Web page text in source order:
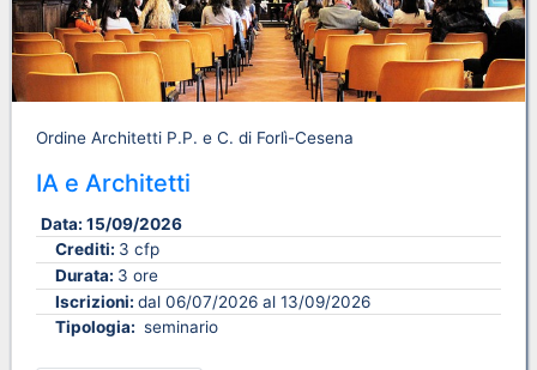
Ordine Architetti P.P. e C. di Forlì-Cesena
IA e Architetti
Data: 15/09/2026
Crediti: 3 cfp
Durata: 3 ore
Iscrizioni: dal 06/07/2026 al 13/09/2026
Tipologia: seminario